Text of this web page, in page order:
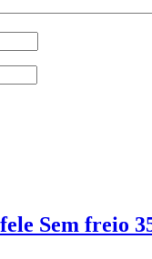
Sem freio